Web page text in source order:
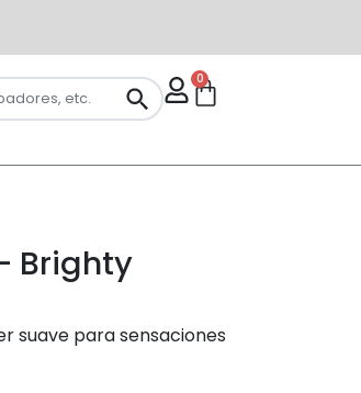
0
Brighty
suave para sensaciones